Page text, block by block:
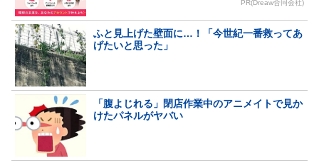
PR(Dreaw合同会社)
ふと見上げた壁面に…！「今世紀一番救ってあ
げたいと思った」
「腹よじれる」閉店作業中のアニメイトで見か
けたパネルがヤバい